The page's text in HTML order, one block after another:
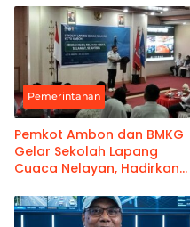
Rp18,9 Miliar
Pemerintahan
Pemkot Ambon dan BMKG
Gelar Sekolah Lapang
Cuaca Nelayan, Hadirkan